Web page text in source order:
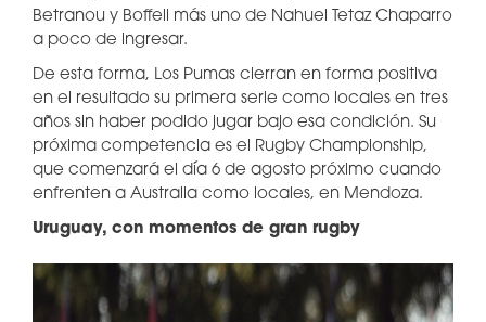
Betranou y Boffeli más uno de Nahuel Tetaz Chaparro
a poco de ingresar.
De esta forma, Los Pumas cierran en forma positiva
en el resultado su primera serie como locales en tres
años sin haber podido jugar bajo esa condición. Su
próxima competencia es el Rugby Championship,
que comenzará el día 6 de agosto próximo cuando
enfrenten a Australia como locales, en Mendoza.
Uruguay, con momentos de gran rugby